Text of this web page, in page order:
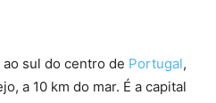
sul do centro de Portugal,
a 10 km do mar. É a capital